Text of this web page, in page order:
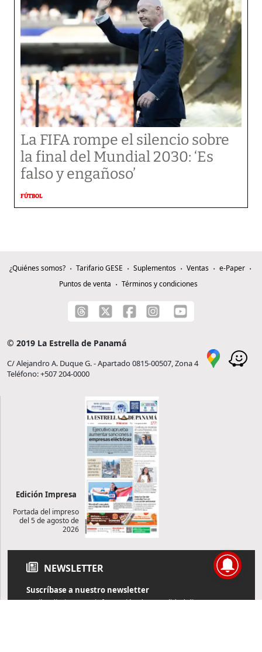
La FIFA rompe el silencio sobre
la final del Mundial 2030: ‘Es
falso y engañoso’
FÚTBOL
¿Quiénes somos? Tarifario GESE Suplementos Ventas
e-Paper
Puntos de venta
Términos y condiciones
© 2019 La Estrella de Panamá
C/ Alejandro A. Duque G. - Apartado 0815-00507, Zona 4
Teléfono: +507 204-0000
Edición Impresa
Portada del impreso
del 5 de agosto de
2026
NEWSLETTER
Suscríbase a nuestro newsletter
Reciba diariamente información de actualidad directamente en